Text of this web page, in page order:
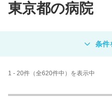
東京都の病院
病院 クリニック
1 - 20件（全620件中）を表示中